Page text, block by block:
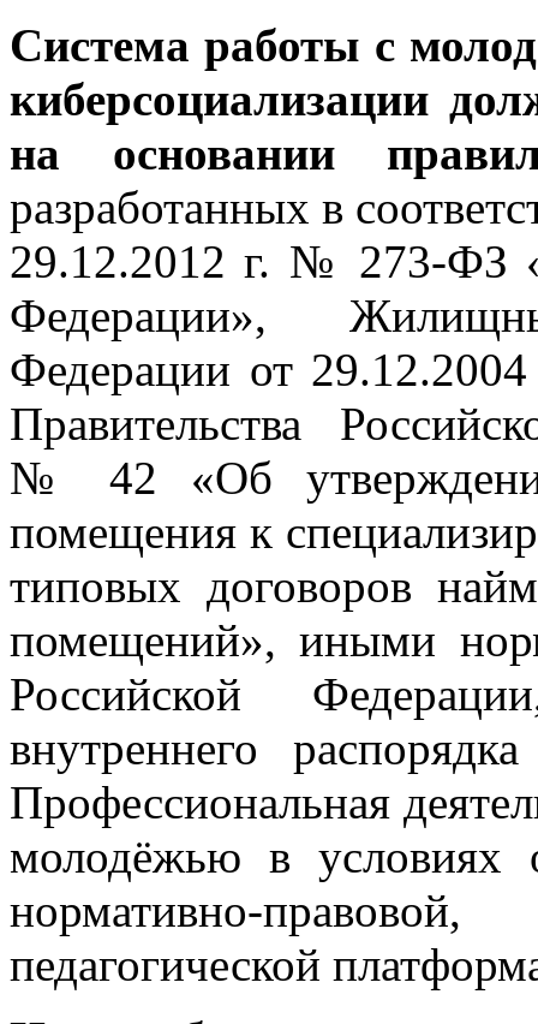
Система работы с
киберсоциализации
на основании
разработанных в
29.12.2012 г. № 273-ФЗ
Федерации»,
Федерации от
Правительства
№ 42 «Об
помещения к
типовых договоров
помещений», иными
Российской
внутреннего
Профессиональная
молодёжью в условиях
нормативно-
педагогической